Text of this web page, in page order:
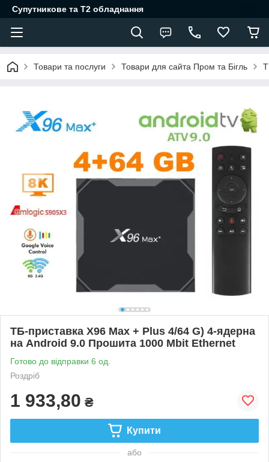
Супутникове та Т2 обладнання
Товари та послуги Товари для сайта Пром та Бігль
ТБ-приставка X96 Max + Plus 4/64 G) 4-ядерна
на Android 9.0 Прошита 1000 Mbit Ethernet
Готово до відправки 6 од.
Роздріб
1 933,80 ₴
Купити
або